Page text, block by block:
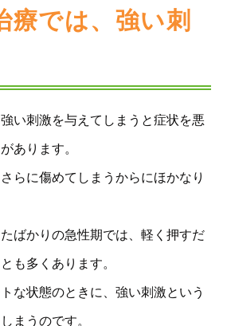
療では、強い刺
い刺激を与えてしまうと症状を悪
あります。
らに傷めてしまうからにほかなり
ばかりの急性期では、軽く押すだ
も多くあります。
な状態のときに、強い刺激という
まうのです。